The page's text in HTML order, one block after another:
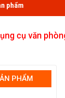
phẩm
cụ văn
PHẨM